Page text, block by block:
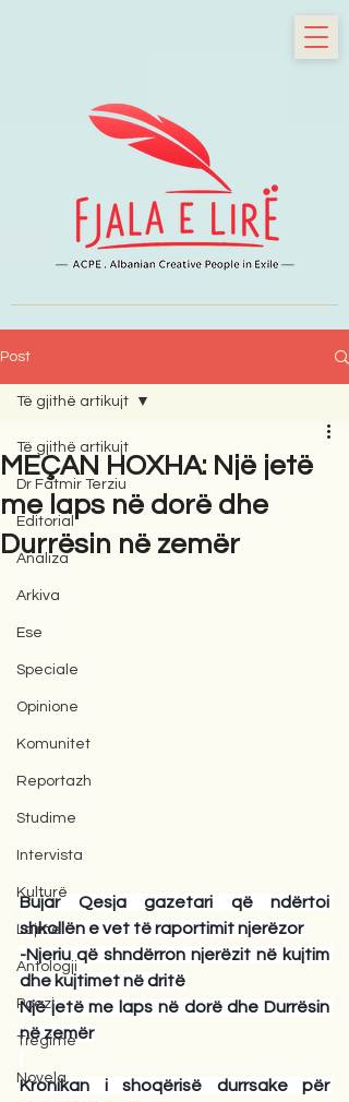
Post
Të gjithë artikujt
Dr Fatmir Terziu
Editorial
Analiza
Arkiva
Ese
Speciale
Opinione
Komunitet
Reportazh
Studime
Intervista
Kulturë
Lajme
Antologji
Poezi
Tregime
Novela
Të gjithë artikujt
MEÇAN HOXHA: Një jetë
me laps në dorë dhe
Durrësin në zemër
Bujar Qesja gazetari që ndërtoi
shkollën e vet të raportimit njerëzor
-Njeriu që shndërron njerëzit në kujtim
dhe kujtimet në dritë
Një jetë me laps në dorë dhe Durrësin
në zemër
Kronikan i shoqërisë durrsake për